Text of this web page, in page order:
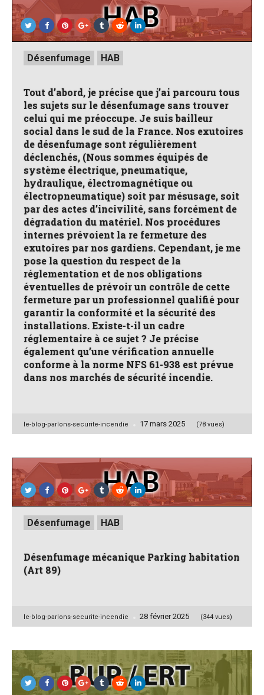
Posted
inDésenfumage HAB
Tout d’abord, je précise que j’ai parcouru tous
les sujets sur le désenfumage sans trouver
celui qui me préoccupe. Je suis bailleur
social dans le sud de la France. Nos exutoires
de désenfumage sont régulièrement
déclenchés, (Nous sommes équipés de
système électrique, pneumatique,
hydraulique, électromagnétique ou
électropneumatique) soit par mésusage, soit
par des actes d’incivilité, sans forcément de
dégradation du matériel. Nos procédures
internes prévoient la re fermeture des
exutoires par nos gardiens. Cependant, je me
pose la question du respect de la
réglementation et de nos obligations
éventuelles de prévoir un contrôle de cette
fermeture par un professionnel qualifié pour
garantir la conformité et la sécurité des
installations. Existe-t-il un cadre
réglementaire à ce sujet ? Je précise
également qu’une vérification annuelle
conforme à la norme NFS 61-938 est prévue
dans nos marchés de sécurité incendie.
Posted
le-blog-parlons-securite-incendie 17 mars 2025 (78 vues)
Posted
inDésenfumage HAB
Désenfumage mécanique Parking habitation
(Art 89)
Posted
le-blog-parlons-securite-incendie 28 février 2025 (344 vues)